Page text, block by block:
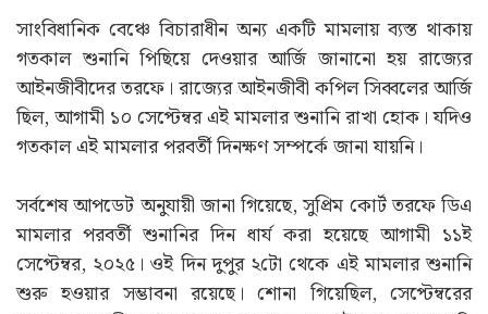
সাংবিধানিক বেঞ্চে বিচারাধীন অন্য একটি মামলায় ব্যস্ত থাকায়
গতকাল শুনানি পিছিয়ে দেওয়ার আর্জি জানানো হয় রাজ্যের
আইনজীবীদের তরফে। রাজ্যের আইনজীবী কপিল সিব্বলের আর্জি
ছিল, আগামী ১০ সেপ্টেম্বর এই মামলার শুনানি রাখা হোক। যদিও
গতকাল এই মামলার পরবর্তী দিনক্ষণ সম্পর্কে জানা যায়নি।
সর্বশেষ আপডেট অনুযায়ী জানা গিয়েছে, সুপ্রিম কোর্ট তরফে ডিএ
মামলার পরবর্তী শুনানির দিন ধার্য করা হয়েছে আগামী ১১ই
সেপ্টেম্বর, ২০২৫। ওই দিন দুপুর ২টো থেকে এই মামলার শুনানি
শুরু হওয়ার সম্ভাবনা রয়েছে। শোনা গিয়েছিল, সেপ্টেম্বরের